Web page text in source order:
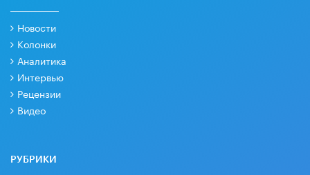
Новости
Колонки
Аналитика
Интервью
Рецензии
Видео
РУБРИКИ